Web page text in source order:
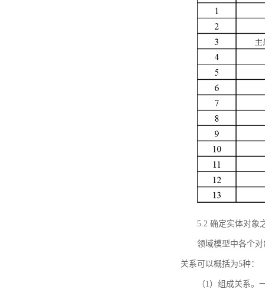
5.2 确定实体对象
领域模型中各个
关系可以概括为5种：
（1）组成关系